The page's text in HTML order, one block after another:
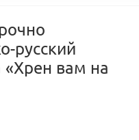
русский
«Хрен вам на